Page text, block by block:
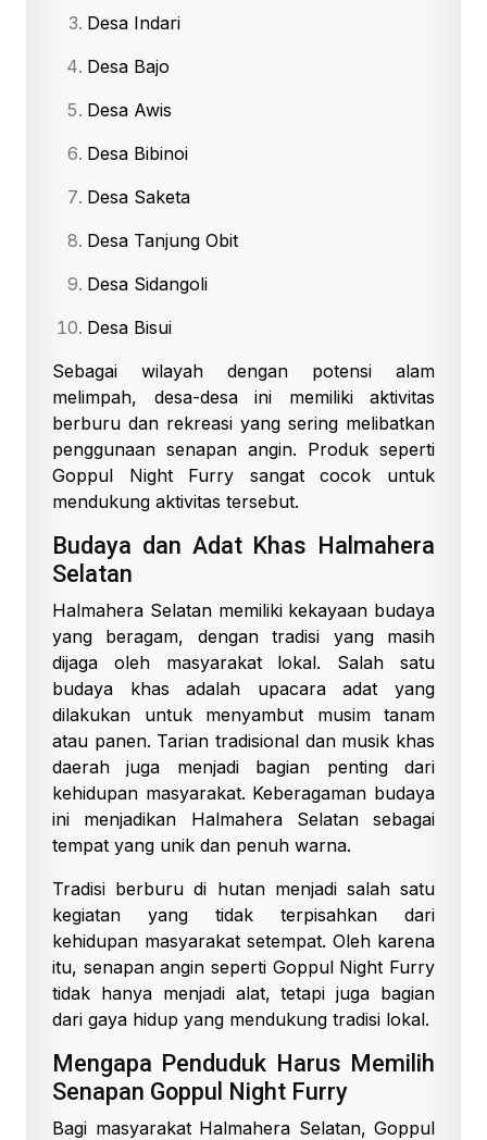
Desa Indari
Desa Bajo
Desa Awis
Desa Bibinoi
Desa Saketa
Desa Tanjung Obit
Desa Sidangoli
Desa Bisui
Sebagai wilayah dengan potensi alam
melimpah, desa-desa ini memiliki aktivitas
berburu dan rekreasi yang sering melibatkan
penggunaan senapan angin. Produk seperti
Goppul Night Furry sangat cocok untuk
mendukung aktivitas tersebut.
Budaya dan Adat Khas Halmahera
Selatan
Halmahera Selatan memiliki kekayaan budaya
yang beragam, dengan tradisi yang masih
dijaga oleh masyarakat lokal. Salah satu
budaya khas adalah upacara adat yang
dilakukan untuk menyambut musim tanam
atau panen. Tarian tradisional dan musik khas
daerah juga menjadi bagian penting dari
kehidupan masyarakat. Keberagaman budaya
ini menjadikan Halmahera Selatan sebagai
tempat yang unik dan penuh warna.
Tradisi berburu di hutan menjadi salah satu
kegiatan yang tidak terpisahkan dari
kehidupan masyarakat setempat. Oleh karena
itu, senapan angin seperti Goppul Night Furry
tidak hanya menjadi alat, tetapi juga bagian
dari gaya hidup yang mendukung tradisi lokal.
Mengapa Penduduk Harus Memilih
Senapan Goppul Night Furry
Bagi masyarakat Halmahera Selatan, Goppul